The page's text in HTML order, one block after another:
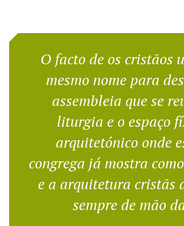
O facto de os cristãos
mesmo nome para
assembleia que se
liturgia e o espaço
arquitetónico onde
congrega já mostra
e a arquitetura cristãs
sempre de mão